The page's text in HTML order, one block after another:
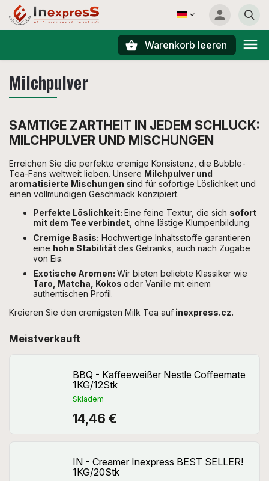
Warenkorb leeren
Milchpulver
SAMTIGE ZARTHEIT IN JEDEM SCHLUCK:
MILCHPULVER UND MISCHUNGEN
Erreichen Sie die perfekte cremige Konsistenz, die Bubble-
Tea-Fans weltweit lieben. Unsere Milchpulver und
aromatisierte Mischungen sind für sofortige Löslichkeit und
einen vollmundigen Geschmack konzipiert.
Perfekte Löslichkeit: Eine feine Textur, die sich sofort
mit dem Tee verbindet, ohne lästige Klumpenbildung.
Cremige Basis: Hochwertige Inhaltsstoffe garantieren
eine hohe Stabilitätdes Getränks, auch nach Zugabe
von Eis.
Exotische Aromen: Wir bieten beliebte Klassiker wie
Taro, Matcha, Kokos oder Vanille mit einem
authentischen Profil.
Kreieren Sie den cremigsten Milk Tea auf inexpress.cz.
Meistverkauft
BBQ - Kaffeeweißer Nestle Coffeemate
1KG/12Stk
Skladem
14,46 €
IN - Creamer Inexpress BEST SELLER!
1KG/20Stk